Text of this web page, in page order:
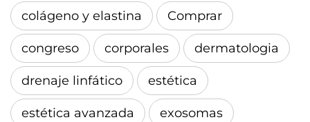
colágeno y elastina Comprar
congreso corporales dermatologia
drenaje linfático estética
estética avanzada exosomas